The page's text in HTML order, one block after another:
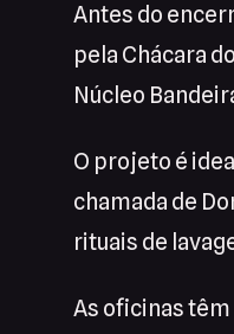
Antes do
pela Chácara
Núcleo
O projeto é
chamada de
rituais de
As oficinas têm